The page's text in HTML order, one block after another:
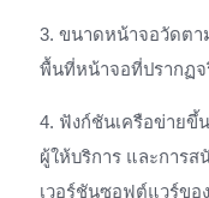
3. ขนาดหน้าจอวัดตา
พื้นที่หน้าจอที่ปรากฏจ
4. ฟังก์ชันเครือข่ายขึ้
ผู้ให้บริการ และการ
เวอร์ชันซอฟต์แวร์ขอ